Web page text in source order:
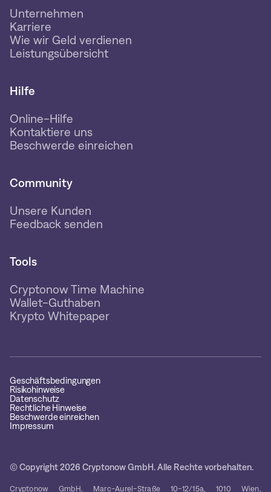
Unternehmen
Karriere
Wie wir Geld verdienen
Leistungsübersicht
Hilfe
Online-Hilfe
Kontaktiere uns
Beschwerde einreichen
Community
Unsere Kunden
Feedback senden
Tools
Cryptonow Time Machine
Wallet-Guthaben
Krypto Whitepaper
Geschäftsbedingungen
Risikohinweise
Datenschutz
Rechtliche Hinweise
Beschwerde einreichen
Impressum
© Copyright 2026 Cryptonow GmbH. Alle Rechte vorbehalten.
Cryptonow GmbH, Marc-Aurel-Straße 10-12/15a, 1010 Wien,